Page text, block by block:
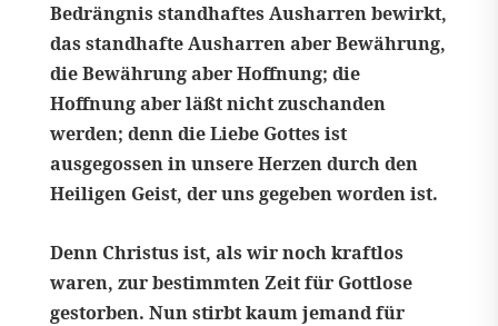
Bedrängnis standhaftes Ausharren bewirkt,
das standhafte Ausharren aber Bewährung,
die Bewährung aber Hoffnung; die
Hoffnung aber läßt nicht zuschanden
werden; denn die Liebe Gottes ist
ausgegossen in unsere Herzen durch den
Heiligen Geist, der uns gegeben worden ist.
Denn Christus ist, als wir noch kraftlos
waren, zur bestimmten Zeit für Gottlose
gestorben. Nun stirbt kaum jemand für